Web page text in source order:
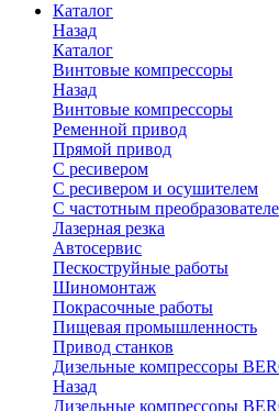
Каталог
Назад
Каталог
Винтовые компрессоры
Назад
Винтовые компрессоры
Ременной привод
Прямой привод
С ресивером
С ресивером и осушителем
С частотным
Лазерная резка
Автосервис
Пескоструйные работы
Шиномонтаж
Покрасочные работы
Пищевая промышленность
Привод станков
Дизельные компрессоры
Назад
Дизельные компрессоры